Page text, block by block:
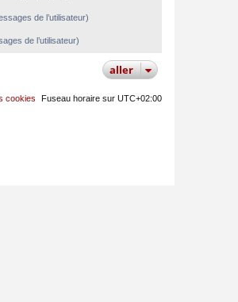
de l’utilisateur)
de l’utilisateur)
aller
Fuseau horaire sur UTC+02:00
cookies